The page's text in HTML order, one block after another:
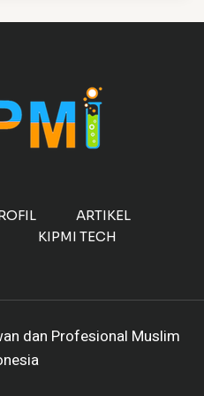
ARTIKEL
KIPMI TECH
dan Profesional Muslim